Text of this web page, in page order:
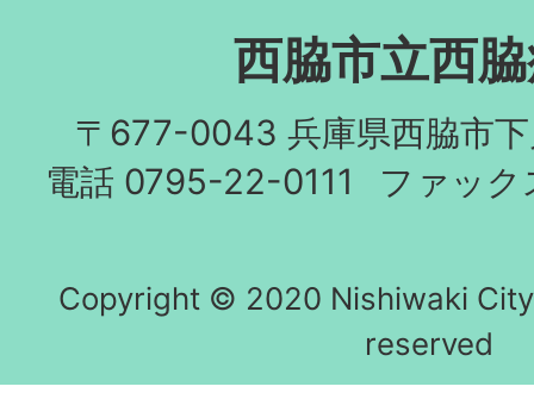
西脇市立西
〒677-0043 兵庫県西脇市
電話 0795-22-0111
ファッ
Copyright © 2020 Nishiwaki
reserved